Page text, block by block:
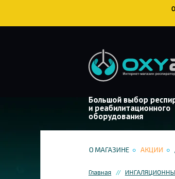
Большой выбор
и реабилитационного
оборудования
О МАГАЗИНЕ АКЦИИ
Главная